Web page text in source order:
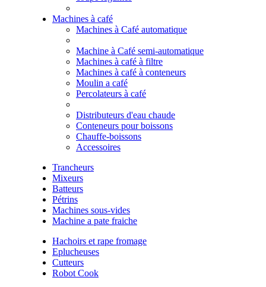
Machines à café
Machines à Café automatique
Machine à Café semi-automatique
Machines à café à filtre
Machines à café à conteneurs
Moulin a café
Percolateurs à café
Distributeurs d'eau chaude
Conteneurs pour boissons
Chauffe-boissons
Accessoires
Trancheurs
Mixeurs
Batteurs
Pétrins
Machines sous-vides
Machine a pate fraiche
Hachoirs et rape fromage
Eplucheuses
Cutteurs
Robot Cook